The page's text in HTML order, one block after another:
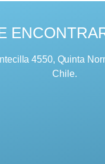
4550, Quinta
Chile.